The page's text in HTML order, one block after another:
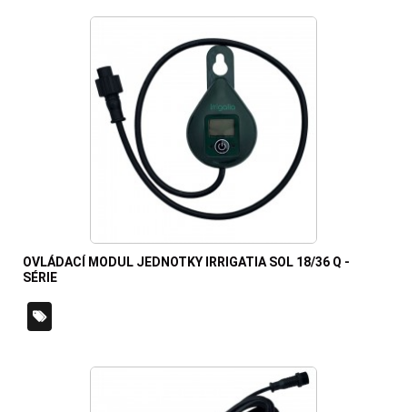
OVLÁDACÍ MODUL JEDNOTKY IRRIGATIA SOL 18/36 Q -
SÉRIE